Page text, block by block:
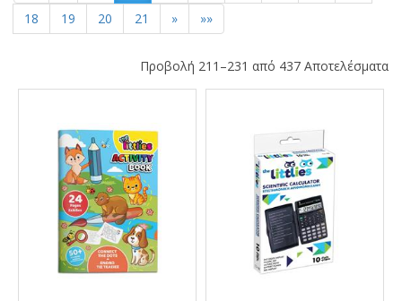
18
19 20 21 » »»
Προβολή 211–231 από 437 Αποτελέσματα
Αποτελέσματα